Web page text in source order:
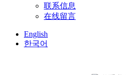
联系信息
在线留言
English
한국어